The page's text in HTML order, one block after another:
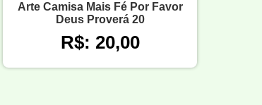
Arte Camisa Mais Fé Por Favor
Deus Proverá 20
R$: 20,00